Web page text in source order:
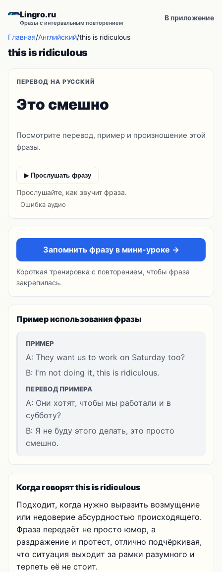
Lingro.ru
Фразы с интервальным повторением
В приложение
Главная/Английский/this is ridiculous
this is ridiculous
ПЕРЕВОД НА РУССКИЙ
Это смешно
Посмотрите перевод, пример и произношение этой
фразы.
▶ Прослушать фразу
Прослушайте, как звучит фраза.
Ошибка аудио
Запомнить фразу в мини-уроке →
Короткая тренировка с повторением, чтобы фраза
закрепилась.
Пример использования фразы
ПРИМЕР
A: They want us to work on Saturday too?
B: I'm not doing it, this is ridiculous.
ПЕРЕВОД ПРИМЕРА
A: Они хотят, чтобы мы работали и в
субботу?
B: Я не буду этого делать, это просто
смешно.
Когда говорят this is ridiculous
Подходит, когда нужно выразить возмущение
или недоверие абсурдностью происходящего.
Фраза передаёт не просто юмор, а
раздражение и протест, отлично подчёркивая,
что ситуация выходит за рамки разумного и
терпеть её не стоит.